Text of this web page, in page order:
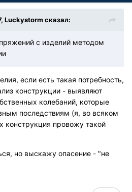
Luckystorm сказал:
с изделий методом
если есть такая потребность,
конструкции - выявляют
колебаний, которые
последствиям (я, во всяком
конструкция провожу такой
но выскажу опасение - "не